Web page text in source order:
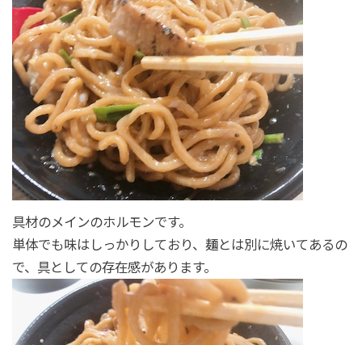
具材のメインのホルモンです。
単体でも味はしっかりしており、麺とは別に焼いてあるの
で、具としての存在感があります。